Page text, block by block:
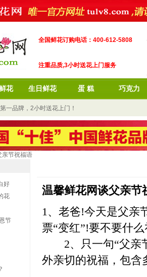
全国鲜花订购电话：400-612-5808
注重品质,3小时送花上门服务
花 生日鲜花 蛋 糕 巧克力
一品牌，2小时送花上门！
亲节祝福语
好
花
节
温馨鲜花网谈父亲节
1、老爸!今天是父亲
票“变红”!要不要什
2、只一句“父亲节
外亲切的祝福，包含